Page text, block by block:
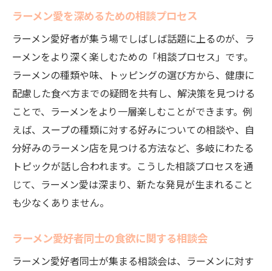
ラーメン愛を深めるための相談プロセス
ラーメン愛好者が集う場でしばしば話題に上るのが、ラ
ーメンをより深く楽しむための「相談プロセス」です。
ラーメンの種類や味、トッピングの選び方から、健康に
配慮した食べ方までの疑問を共有し、解決策を見つける
ことで、ラーメンをより一層楽しむことができます。例
えば、スープの種類に対する好みについての相談や、自
分好みのラーメン店を見つける方法など、多岐にわたる
トピックが話し合われます。こうした相談プロセスを通
じて、ラーメン愛は深まり、新たな発見が生まれること
も少なくありません。
ラーメン愛好者同士の食欲に関する相談会
ラーメン愛好者同士が集まる相談会は、ラーメンに対す